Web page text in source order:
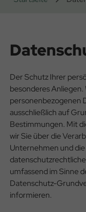
Der Schutz Ihrer
besonderes
personenbezogenen
ausschließlich auf
Bestimmungen. Mit
wir Sie über die
Unternehmen und
umfassend im Sinne
Datenschutz-
informieren.